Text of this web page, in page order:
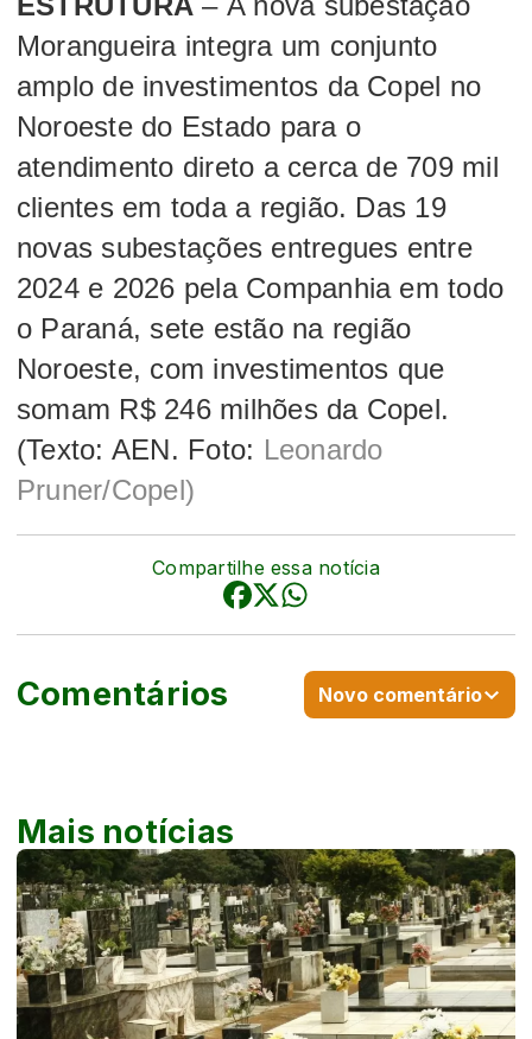
Morangueira integra um conjunto
amplo de investimentos da Copel no
Noroeste do Estado para o
atendimento direto a cerca de 709 mil
clientes em toda a região. Das 19
novas subestações entregues entre
2024 e 2026 pela Companhia em todo
o Paraná, sete estão na região
Noroeste, com investimentos que
somam R$ 246 milhões da Copel.
(Texto: AEN. Foto: Leonardo
Pruner/Copel)
Compartilhe essa notícia
Comentários Novo comentário
Mais notícias